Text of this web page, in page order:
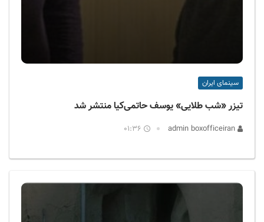
سینمای ایران
تیزر «شب طلایی» یوسف حاتمی‌کیا منتشر شد
01:36